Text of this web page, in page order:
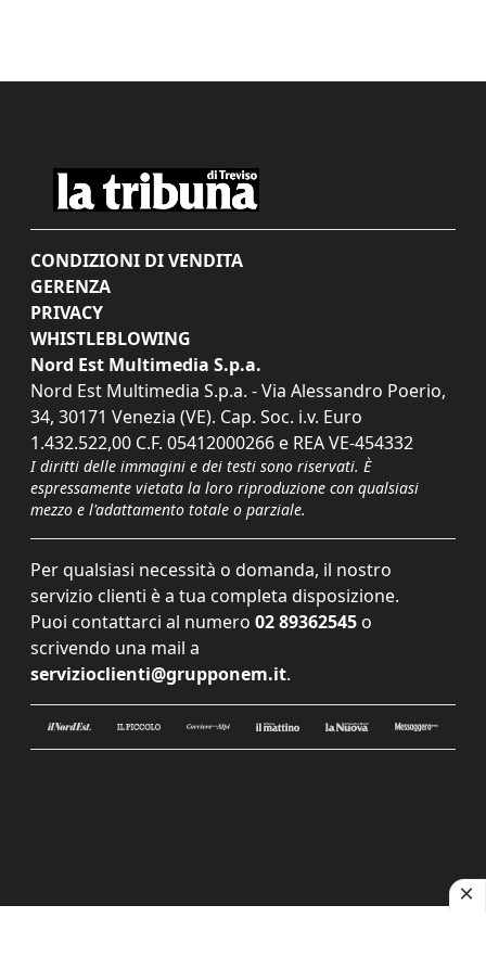
CONDIZIONI DI VENDITA
GERENZA
PRIVACY
WHISTLEBLOWING
Nord Est Multimedia S.p.a.
Nord Est Multimedia S.p.a. - Via Alessandro Poerio,
34, 30171 Venezia (VE). Cap. Soc. i.v. Euro
1.432.522,00 C.F. 05412000266 e REA VE-454332
I diritti delle immagini e dei testi sono riservati. È
espressamente vietata la loro riproduzione con qualsiasi
mezzo e l'adattamento totale o parziale.
Per qualsiasi necessità o domanda, il nostro
servizio clienti è a tua completa disposizione.
Puoi contattarci al numero 02 89362545 o
scrivendo una mail a
servizioclienti@grupponem.it.